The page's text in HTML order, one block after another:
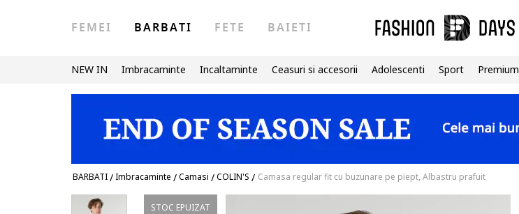
FEMEI BARBATI FETE BAIETI
NEW IN Imbracaminte Incaltaminte Ceasuri si accesorii Adolescenti Sport Premium
BARBATI/Imbracaminte /Camasi /COLIN'S / Camasa regular fit cu buzunare pe piept, Albastru prafuit
STOC EPUIZAT